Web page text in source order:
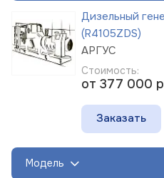
Дизельный
(R4105ZDS)
АРГУС
Стоимость:
от 377 000
Заказать
Модель